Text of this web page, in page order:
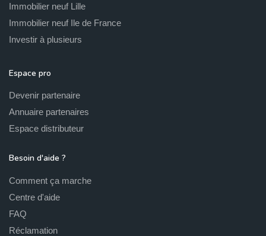
Immobilier neuf Lille
Immobilier neuf Ile de France
Investir à plusieurs
Espace pro
Devenir partenaire
Annuaire partenaires
Espace distributeur
Besoin d'aide ?
Comment ça marche
Centre d'aide
FAQ
Réclamation